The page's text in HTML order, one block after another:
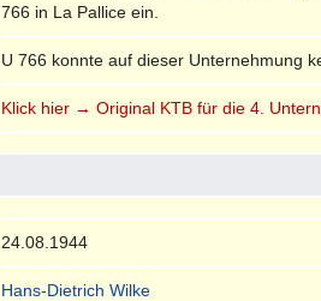
766 in La Pallice ein.
U 766 konnte auf dieser Unternehmung
Klick hier → Original KTB für die 4.
24.08.1944
Hans-Dietrich Wilke